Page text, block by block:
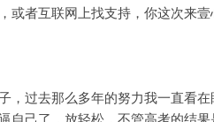
或者互联网上找支持，你这次来
，过去那么多年的努力我一直看